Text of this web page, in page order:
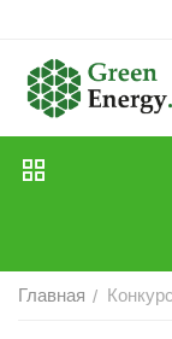
Главная /